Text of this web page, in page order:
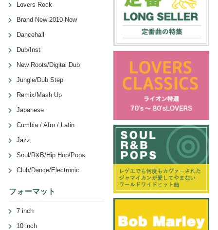
Lovers Rock
Brand New 2010-Now
Dancehall
Dub/Inst
New Roots/Digital Dub
Jungle/Dub Step
Remix/Mash Up
Japanese
Cumbia / Afro / Latin
Jazz
Soul/R&B/Hip Hop/Pops
Club/Dance/Electronic
フォーマット
7 inch
10 inch